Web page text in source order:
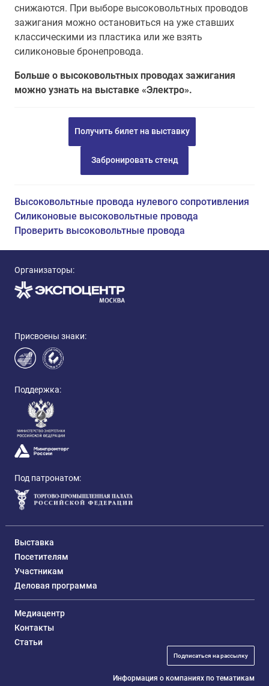
снижаются. При выборе высоковольтных проводов
зажигания можно остановиться на уже ставших
классическими из пластика или же взять
силиконовые бронепровода.
Больше о высоковольтных проводах зажигания
можно узнать на выставке «Электро».
Получить билет на выставку
Забронировать стенд
Высоковольтные провода нулевого сопротивления
Силиконовые высоковольтные провода
Проверить высоковольтные провода
Организаторы:
Присвоены знаки:
Поддержка:
Под патронатом:
Выставка
Посетителям
Участникам
Деловая программа
Медиацентр
Контакты
Статьи
Подписаться на рассылку
Информация о компаниях по тематикам